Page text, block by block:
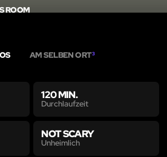
ROOM
AM SELBEN ORT3
120 MIN.
Durchlaufzeit
NOT SCARY
Unheimlich